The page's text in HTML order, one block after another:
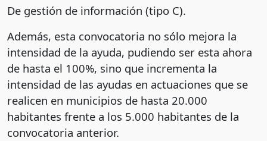
De gestión de información (tipo C).
Además, esta convocatoria no sólo mejora la
intensidad de la ayuda, pudiendo ser esta ahora
de hasta el 100%, sino que incrementa la
intensidad de las ayudas en actuaciones que se
realicen en municipios de hasta 20.000
habitantes frente a los 5.000 habitantes de la
convocatoria anterior.